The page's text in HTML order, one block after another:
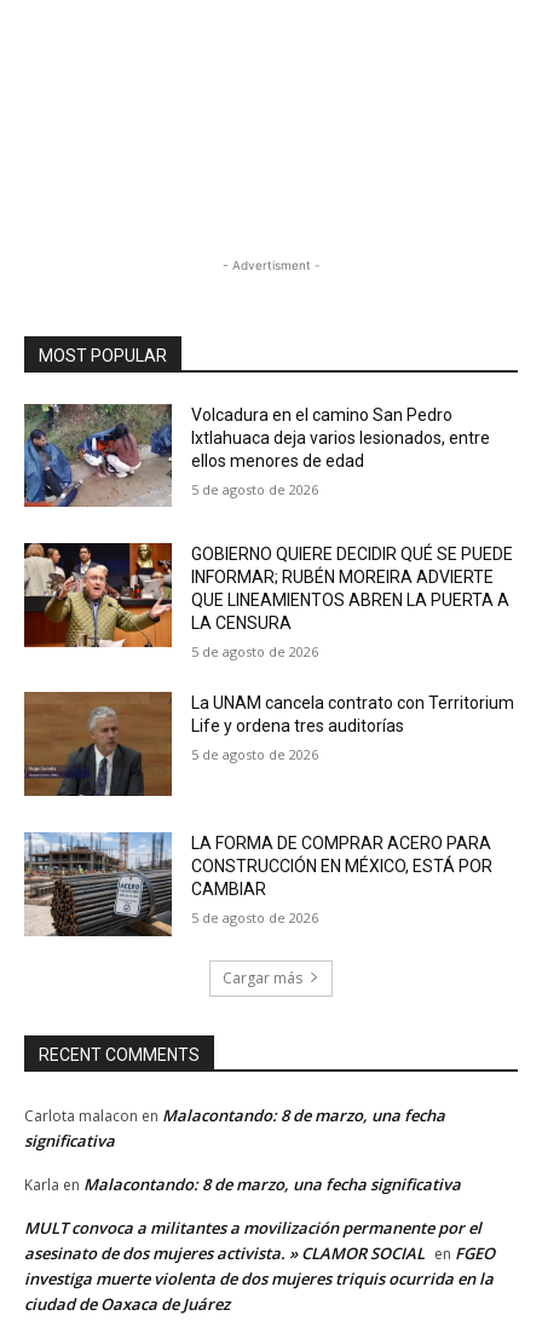
- Advertisment -
MOST POPULAR
Volcadura en el camino San Pedro
Ixtlahuaca deja varios lesionados, entre
ellos menores de edad
5 de agosto de 2026
GOBIERNO QUIERE DECIDIR QUÉ SE PUEDE
INFORMAR; RUBÉN MOREIRA ADVIERTE
QUE LINEAMIENTOS ABREN LA PUERTA A
LA CENSURA
5 de agosto de 2026
La UNAM cancela contrato con Territorium
Life y ordena tres auditorías
5 de agosto de 2026
LA FORMA DE COMPRAR ACERO PARA
CONSTRUCCIÓN EN MÉXICO, ESTÁ POR
CAMBIAR
5 de agosto de 2026
Cargar más
RECENT COMMENTS
Carlota malacon en Malacontando: 8 de marzo, una fecha
significativa
Karla en Malacontando: 8 de marzo, una fecha significativa
MULT convoca a militantes a movilización permanente por el
asesinato de dos mujeres activista. » CLAMOR SOCIAL en FGEO
investiga muerte violenta de dos mujeres triquis ocurrida en la
ciudad de Oaxaca de Juárez